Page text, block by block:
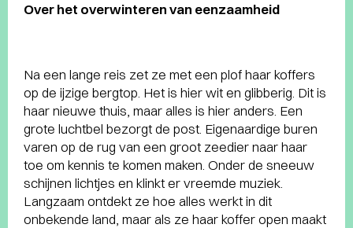
Over het overwinteren van eenzaamheid
Na een lange reis zet ze met een plof haar koffers
op de ijzige bergtop. Het is hier wit en glibberig. Dit is
haar nieuwe thuis, maar alles is hier anders. Een
grote luchtbel bezorgt de post. Eigenaardige buren
varen op de rug van een groot zeedier naar haar
toe om kennis te komen maken. Onder de sneeuw
schijnen lichtjes en klinkt er vreemde muziek.
Langzaam ontdekt ze hoe alles werkt in dit
onbekende land, maar als ze haar koffer open maakt